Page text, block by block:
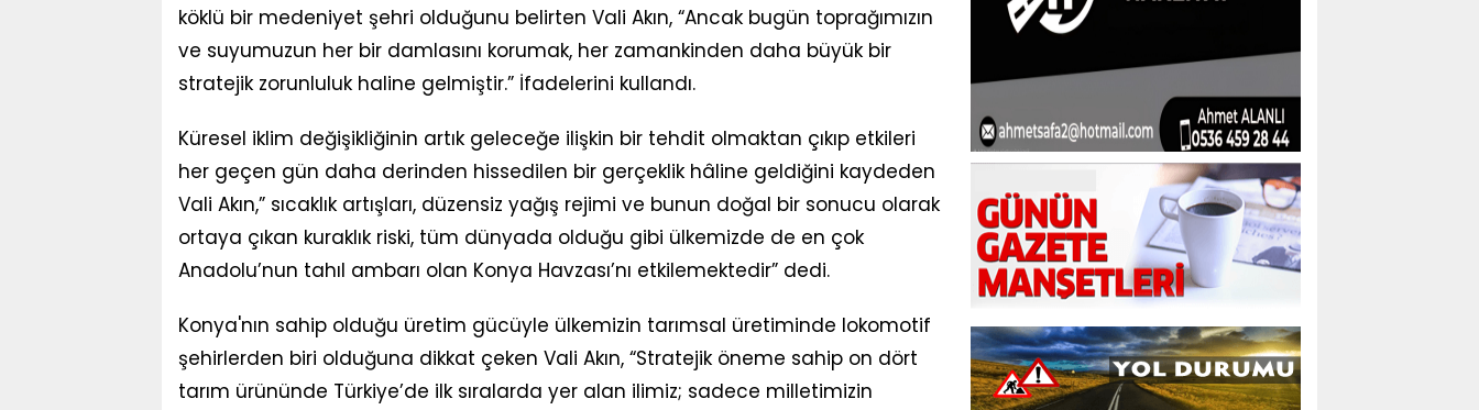
köklü bir medeniyet şehri olduğunu belirten Vali Akın, “Ancak bugün toprağımızın
ve suyumuzun her bir damlasını korumak, her zamankinden daha büyük bir
stratejik zorunluluk haline gelmiştir.” İfadelerini kullandı.
Küresel iklim değişikliğinin artık geleceğe ilişkin bir tehdit olmaktan çıkıp etkileri
her geçen gün daha derinden hissedilen bir gerçeklik hâline geldiğini kaydeden
Vali Akın,” sıcaklık artışları, düzensiz yağış rejimi ve bunun doğal bir sonucu olarak
ortaya çıkan kuraklık riski, tüm dünyada olduğu gibi ülkemizde de en çok
Anadolu’nun tahıl ambarı olan Konya Havzası’nı etkilemektedir” dedi.
Konya'nın sahip olduğu üretim gücüyle ülkemizin tarımsal üretiminde lokomotif
şehirlerden biri olduğuna dikkat çeken Vali Akın, “Stratejik öneme sahip on dört
tarım ürününde Türkiye’de ilk sıralarda yer alan ilimiz; sadece milletimizin